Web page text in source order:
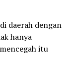
daerah dengan
hanya
itu